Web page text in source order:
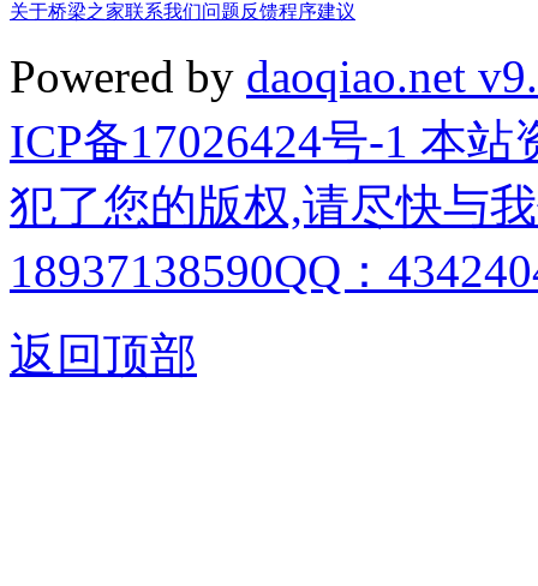
关于桥梁之家联系我们问题反馈程序建议
Powered by daoqiao.net
ICP备17026424号-1 本
犯了您的版权,请尽快与
18937138590QQ：
返回顶部